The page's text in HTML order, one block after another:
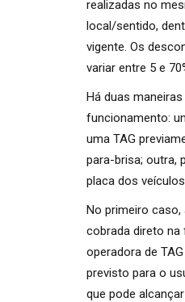
realizadas no
local/sentido,
vigente. Os
variar entre 5 e
Há duas maneiras
funcionamento:
uma TAG
para-brisa; outra,
placa dos
No primeiro caso,
cobrada direto na
operadora de
previsto para o
que pode